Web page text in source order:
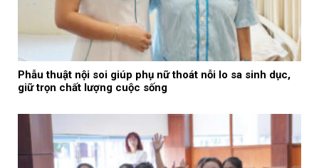
Phẫu thuật nội soi giúp phụ nữ thoát nỗi lo sa sinh dục,
giữ trọn chất lượng cuộc sống